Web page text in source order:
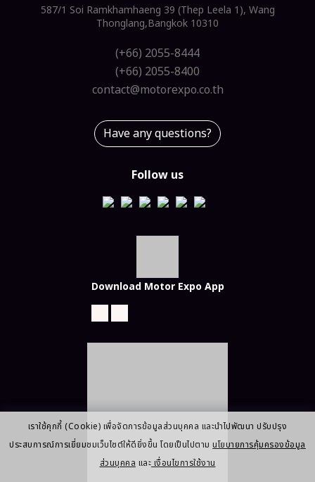
เราใช้คุกกี้ (Cookie) เพื่อจัดการข้อมูลส่วนบุคคล และนำไปพัฒนา ปรับปรุง
ประสบการณ์การเยี่ยมชมเว็บไซต์ให้ดียิ่งขึ้น โดยเป็นไปตามนโยบายการคุ้มครองข้อมูล
ส่วนบุคคล และ เงื่อนไขการใช้งาน
587/1 Soi Ramkhamhaeng 39 (Thep Leela 1), Wang
Thonglang,Bangkok 10310
(+66) 2055-8444
(+66) 2055-8400
contact@motorexpo.co.th
Have any questions?
Follow us
Download Motor Expo App